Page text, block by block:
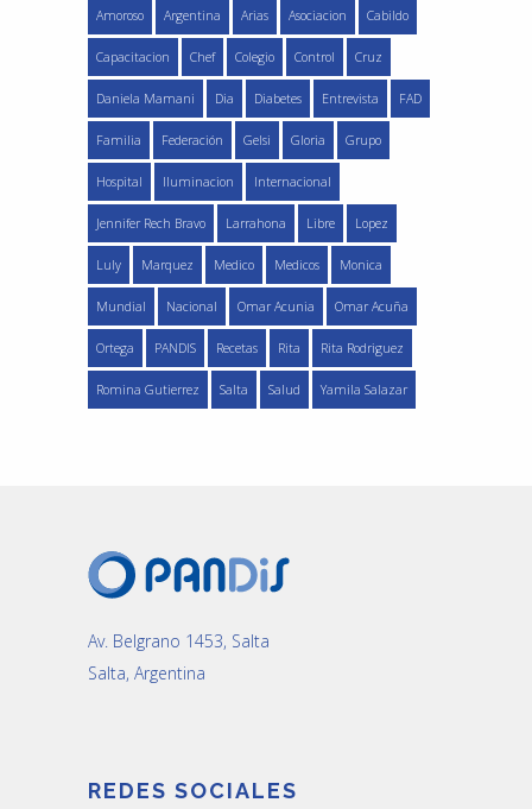
Amoroso Argentina Arias Asociacion Cabildo
Capacitacion Chef Colegio Control Cruz
Daniela Mamani Dia Diabetes Entrevista FAD
Familia Federación Gelsi Gloria Grupo
Hospital Iluminacion Internacional
Jennifer Rech Bravo Larrahona Libre Lopez
Luly Marquez Medico Medicos Monica
Mundial Nacional Omar Acunia Omar Acuña
Ortega PANDIS Recetas Rita Rita Rodriguez
Romina Gutierrez Salta Salud Yamila Salazar
Av. Belgrano 1453, Salta
Salta, Argentina
REDES SOCIALES